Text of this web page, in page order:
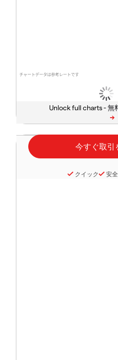
チャートデータは参考レートです
Unlock full charts -
クイック 安全